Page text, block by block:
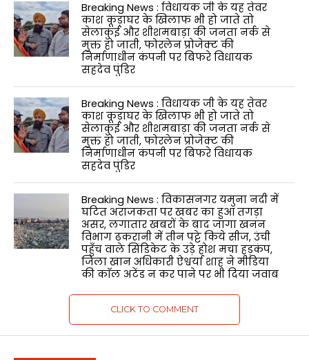
Breaking News : विधायक जी के यह तेवर
काश कूड़ाघर के खिलाफ भी हो जाते तो
सेलाकुई और शीशमबाड़ा की जनता नर्क से
मुक्त हो जाती, फोरलेन प्रोजेक्ट की
निर्माणाधीन कंपनी पर बिफरे विधायक
सहदेव पुंडिर
Breaking News : विधायक जी के यह तेवर
काश कूड़ाघर के खिलाफ भी हो जाते तो
सेलाकुई और शीशमबाड़ा की जनता नर्क से
मुक्त हो जाती, फोरलेन प्रोजेक्ट की
निर्माणाधीन कंपनी पर बिफरे विधायक
सहदेव पुंडिर
Breaking News : विकासनगर यमुना नदी में
घटित अराजकता पर खबर का हुआ तगड़ा
असर, लगातार खबरों के बाद जागा खनन
विभाग ढकरानी में तीन पट्टे किये सीज, उंची
पहुँच वाले सिंडिकेट के उड़े होश मचा हड़कंप,
जिला खान अधिकारी ऐश्वर्या शाह ने मीडिया
की काॅल अटेंड न कर पाने पर भी दिया जवाब
CLICK TO COMMENT